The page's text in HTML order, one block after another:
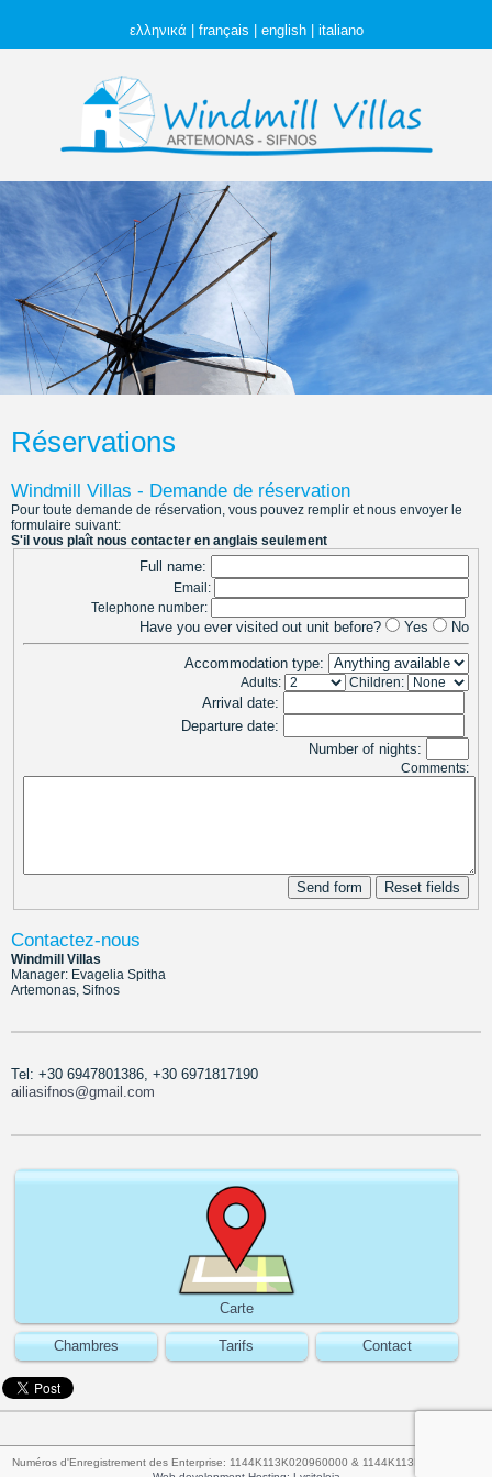
ελληνικά français english| italiano
Réservations
Windmill Villas - Demande de réservation
Pour toute demande de réservation, vous pouvez remplir et nous envoyer le
formulaire suivant:
S'il vous plaît nous contacter en anglais seulement
Full name:
Email:
Telephone number:
Have you ever visited out unit before? Yes No
Accommodation type:
Adults: Children:
Arrival date:
Departure date:
Number of nights:
Comments:
Contactez-nous
Windmill Villas
Manager: Evagelia Spitha
Artemonas, Sifnos
Tel: +30 6947801386, +30 6971817190
ailiasifnos@gmail.com
Carte
Chambres Tarifs Contact
Numéros d'Enregistrement des Enterprise: 1144Κ113Κ020960000 & 1144Κ113Κ041890000